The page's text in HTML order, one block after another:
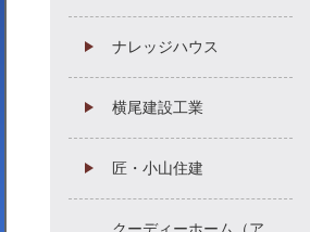
ナレッジハウス
横尾建設工業
匠・小山住建